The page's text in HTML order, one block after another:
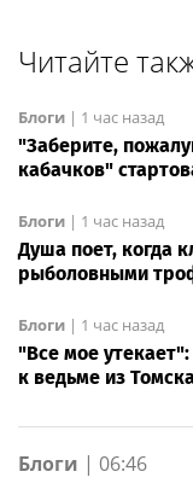
Читайте
Блоги | 1 час назад
"Заберите,
кабачков"
Блоги | 1 час назад
Душа поет, когда
рыболовными
Блоги | 1 час назад
"Все мое
к ведьме из
Блоги | 06:46